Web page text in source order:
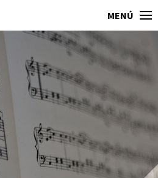
MENÚ